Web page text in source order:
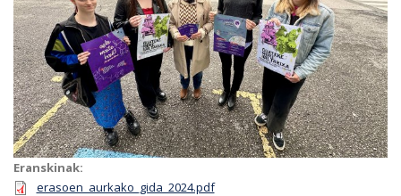
Eranskinak:
erasoen_aurkako_gida_2024.pdf